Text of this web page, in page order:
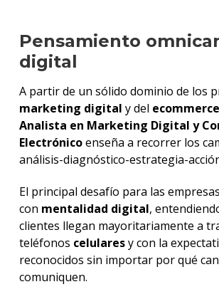
Pensamiento
digital
A partir de un sólido dominio de los
marketing digital y del ecommerce
Analista en Marketing Digital y
Electrónicoenseña a recorrer los
análisis-diagnóstico-estrategia-
El principal desafío para las
con mentalidad digital,
clientes llegan mayoritariamente a
teléfonos celularesy con la
reconocidos sin importar por qué
comuniquen.